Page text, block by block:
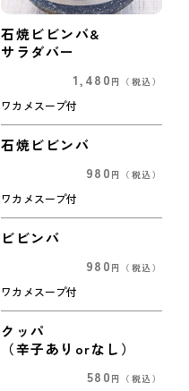
石焼ビビンバ&
サラダバー
1,480 円 （税込）
ワカメスープ付
石焼ビビンバ
980 円 （税込）
ワカメスープ付
ビビンバ
980 円 （税込）
ワカメスープ付
クッパ
（辛子ありorなし）
580 円 （税込）